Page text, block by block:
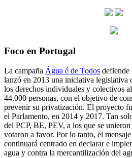
Foco en Portugal
La campaña Água é de Todos defiende
lanzó en 2013 una iniciativa legislativa
los derechos individuales y colectivos
44.000 personas, con el objetivo de
prevenir su privatización. El proyecto
el Parlamento, en 2014 y 2017. Tan
del PCP, BE, PEV, a los que se
votaron a favor. Por lo tanto, el
continuará centrado en declarar e
agua y contra la mercantilización del